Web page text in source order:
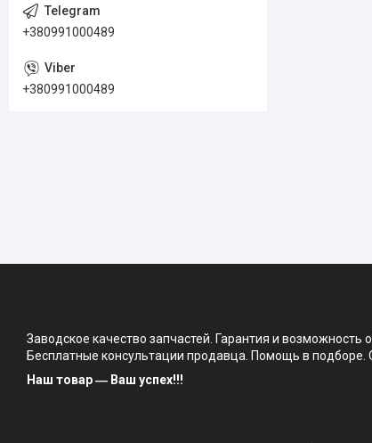
+380991000489
+380991000489
Заводское качество запчастей. Гарантия и
Бесплатные консультации продавца. Помощь в подборе.
Наш товар ― Ваш успех!!!